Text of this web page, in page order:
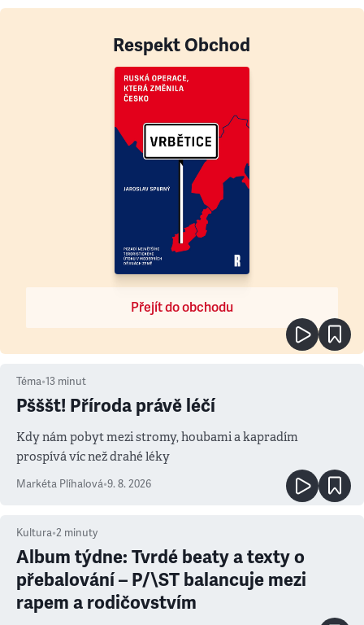
Respekt Obchod
Přejít do obchodu
Téma•13 minut
Pšššt! Příroda právě léčí
Kdy nám pobyt mezi stromy, houbami a kapradím
prospívá víc než drahé léky
Markéta Plíhalová•9. 8. 2026
Kultura•2 minuty
Album týdne: Tvrdé beaty a texty o
přebalování – P/\ST balancuje mezi
rapem a rodičovstvím